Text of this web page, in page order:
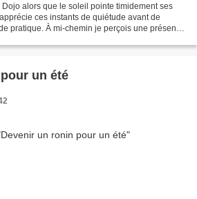
alors que le soleil pointe timidement ses
ces instants de quiétude avant de
pratique. À mi-chemin je perçois une présence
un été